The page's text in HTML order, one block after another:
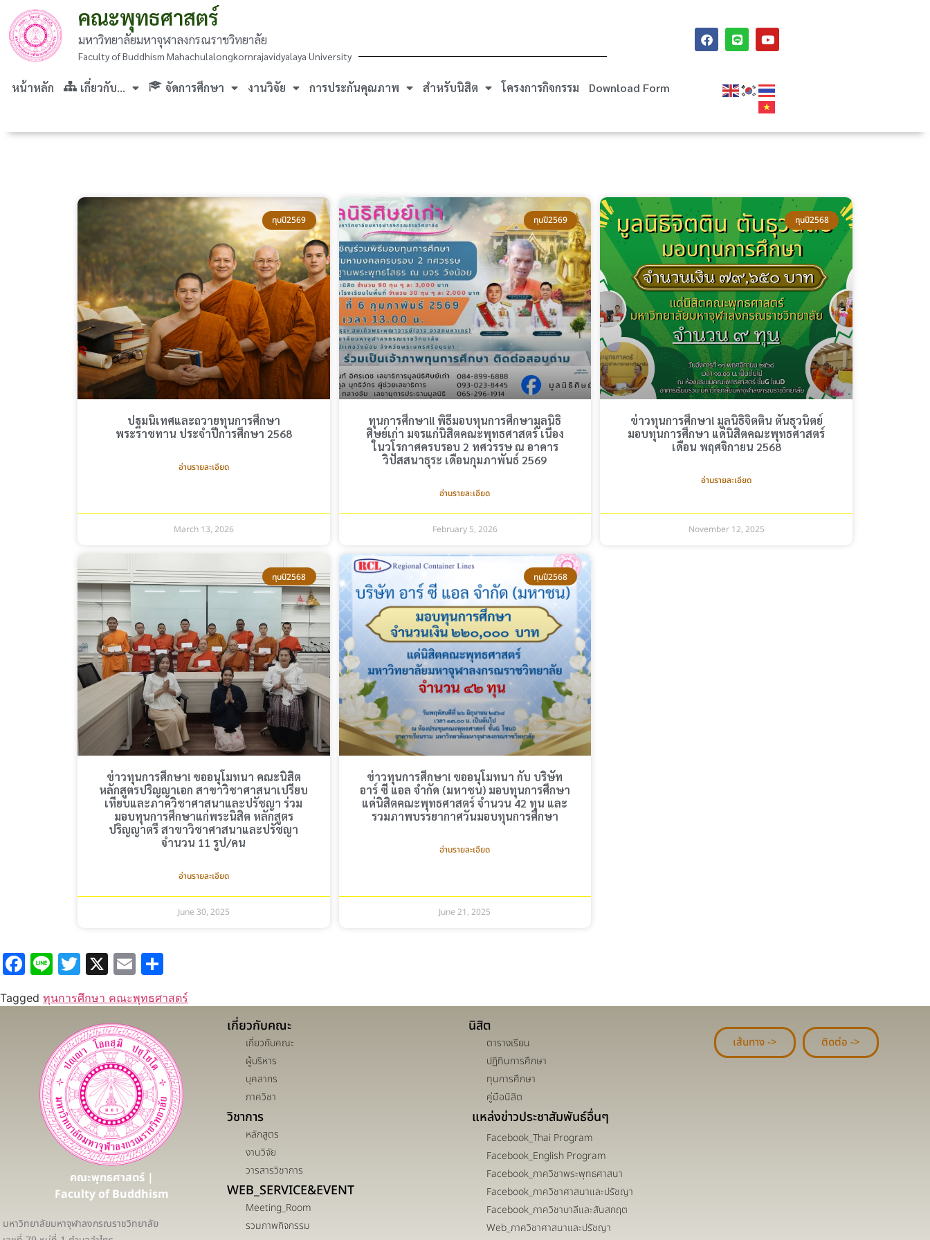
คณะพุทธศาสตร์
มหาวิทยาลัยมหาจุฬาลงกรณราชวิทยาลัย
Faculty of Buddhism Mahachulalongkornrajavidyalaya University
หน้าหลัก เกี่ยวกับ… จัดการศึกษา งานวิจัย การประกันคุณภาพ สำหรับนิสิต โครงการกิจกรรม Download Form
ทุนปี2569
ปฐมนิเทศและถวายทุนการศึกษา
พระราชทาน ประจำปีการศึกษา 2568
อ่านรายละเอียด
March 13, 2026
ทุนปี2569
ทุนการศึกษา!! พิธีมอบทุนการศึกษามูลนิธิ
ศิษย์เก่า มจรแก่นิสิตคณะพุทธศาสตร์ เนื่อง
ในวโรกาศครบรอบ 2 ทศวรรษ ณ อาคาร
วิปัสสนาธุระ เดือนกุมภาพันธ์ 2569
อ่านรายละเอียด
February 5, 2026
ทุนปี2568
ข่าวทุนการศึกษา! มูลนิธิจิตติน ตันธุวนิตย์
มอบทุนการศึกษา แด่นิสิตคณะพุทธศาสตร์
เดือน พฤศจิกายน 2568
อ่านรายละเอียด
November 12, 2025
ทุนปี2568
ข่าวทุนการศึกษา! ขออนุโมทนา คณะนิสิต
หลักสูตรปริญญาเอก สาขาวิชาศาสนาเปรียบ
เทียบและภาควิชาศาสนาและปรัชญา ร่วม
มอบทุนการศึกษาแก่พระนิสิต หลักสูตร
ปริญญาตรี สาขาวิชาศาสนาและปรัชญา
จำนวน 11 รูป/คน
อ่านรายละเอียด
June 30, 2025
ทุนปี2568
ข่าวทุนการศึกษา! ขออนุโมทนา กับ บริษัท
อาร์ ซี แอล จำกัด (มหาชน) มอบทุนการศึกษา
แด่นิสิตคณะพุทธศาสตร์ จำนวน 42 ทุน และ
รวมภาพบรรยากาศวันมอบทุนการศึกษา
อ่านรายละเอียด
June 21, 2025
Facebook
LineTwitter
X Email
Tagged ทุนการศึกษา คณะพุทธศาสตร์
คณะพุทธศาสตร์ |
Faculty of Buddhism
มหาวิทยาลัยมหาจุฬาลงกรณราชวิทยาลัย
เกี่ยวกับคณะ
เกี่ยวกับคณะ
ผู้บริหาร
บุคลากร
ภาควิชา
วิชาการ
หลักสูตร
งานวิจัย
วารสารวิชาการ
WEB_SERVICE&EVENT
Meeting_Room
รวมภาพกิจกรรม
นิสิต
ตารางเรียน
ปฏิทินการศึกษา
ทุนการศึกษา
คู่มือนิสิต
แหล่งข่าวประชาสัมพันธ์อื่นๆ
Facebook_Thai Program
Facebook_English Program
Facebook_ภาควิชาพระพุทธศาสนา
Facebook_ภาควิชาศาสนาและปรัชญา
Facebook_ภาควิชาบาลีและสันสกฤต
Web_ภาควิชาศาสนาและปรัชญา
เส้นทาง -> ติดต่อ ->